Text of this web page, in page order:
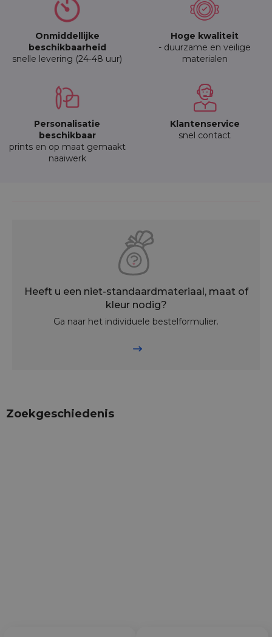
Onmiddellijke
beschikbaarheid
snelle levering (24-48 uur)
Hoge kwaliteit
- duurzame en veilige
materialen
Personalisatie
beschikbaar
prints en op maat gemaakt
naaiwerk
Klantenservice
snel contact
Heeft u een niet-standaardmateriaal, maat of
kleur nodig?
Ga naar het individuele bestelformulier.
Zoekgeschiedenis